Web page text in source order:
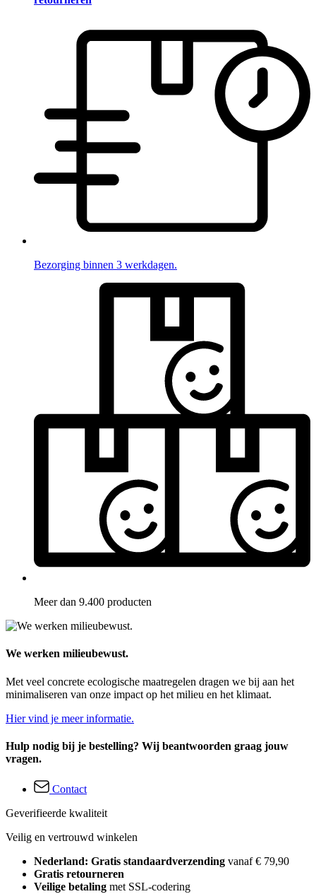
Bezorging binnen 3 werkdagen.
Meer dan 9.400 producten
We werken milieubewust.
Met veel concrete ecologische maatregelen dragen we bij aan het
minimaliseren van onze impact op het milieu en het klimaat.
Hier vind je meer informatie.
Hulp nodig bij je bestelling? Wij beantwoorden graag jouw
vragen.
Contact
Geverifieerde kwaliteit
Veilig en vertrouwd winkelen
Nederland: Gratis standaardverzending vanaf € 79,90
Gratis retourneren
Veilige betaling met SSL-codering